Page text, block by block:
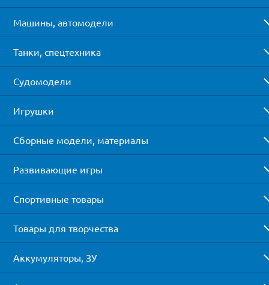
Машины, автомодели
Танки, спецтехника
Судомодели
Игрушки
Сборные модели, материалы
Развивающие игры
Спортивные товары
Товары для творчества
Аккумуляторы, ЗУ